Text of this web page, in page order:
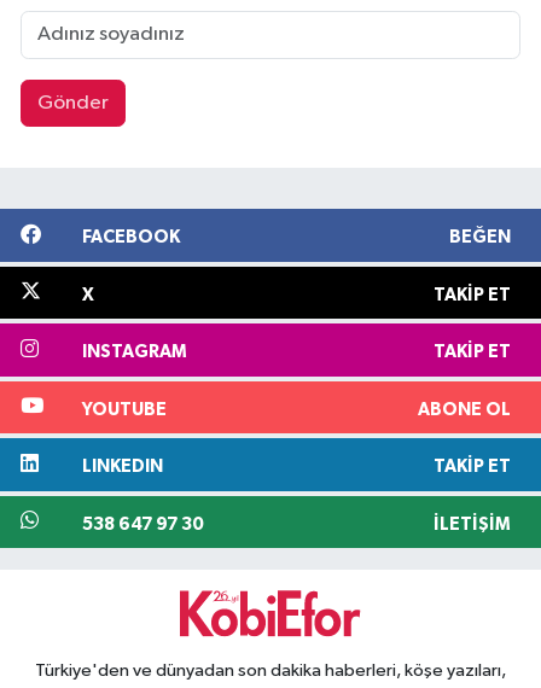
Gönder
FACEBOOK BEĞEN
X TAKIP ET
INSTAGRAM TAKIP ET
YOUTUBE ABONE OL
LINKEDIN TAKIP ET
538 647 97 30 İLETIŞIM
Türkiye'den ve dünyadan son dakika haberleri, köşe yazıları,